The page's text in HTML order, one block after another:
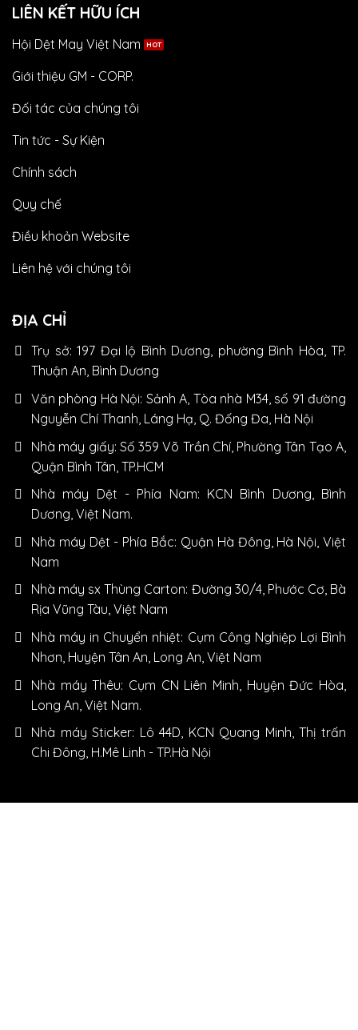
LIÊN KẾT HỮU ÍCH
Hội Dệt May Việt Nam
Giới thiệu GM - CORP.
Đối tác của chúng tôi
Tin tức - Sự Kiện
Chính sách
Quy chế
Điều khoản Website
Liên hệ với chúng tôi
ĐỊA CHỈ
Trụ sở: 197 Đại lộ Bình Dương, phường Bình Hòa, TP.
Thuận An, Bình Dương
Văn phòng Hà Nội: Sảnh A, Tòa nhà M34, số 91 đường
Nguyễn Chí Thanh, Láng Hạ, Q. Đống Đa, Hà Nội
Nhà máy giấy: Số 359 Võ Trần Chí, Phường Tân Tạo A,
Quận Bình Tân, TP.HCM
Nhà máy Dệt - Phía Nam: KCN Bình Dương, Bình
Dương, Việt Nam.
Nhà máy Dệt - Phía Bắc: Quận Hà Đông, Hà Nội, Việt
Nam
Nhà máy sx Thùng Carton: Đường 30/4, Phước Cơ, Bà
Rịa Vũng Tàu, Việt Nam
Nhà máy in Chuyển nhiệt: Cụm Công Nghiệp Lợi Bình
Nhơn, Huyện Tân An, Long An, Việt Nam
Nhà máy Thêu: Cụm CN Liên Minh, Huyện Đức Hòa,
Long An, Việt Nam.
Nhà máy Sticker: Lô 44D, KCN Quang Minh, Thị trấn
Chi Đông, H.Mê Linh - TP.Hà Nội